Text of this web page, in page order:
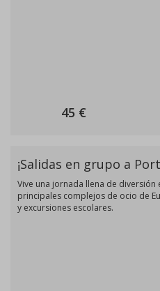
45 €
¡Salidas en grupo a
Vive una jornada llena de
principales complejos de ocio de
y excursiones escolares.